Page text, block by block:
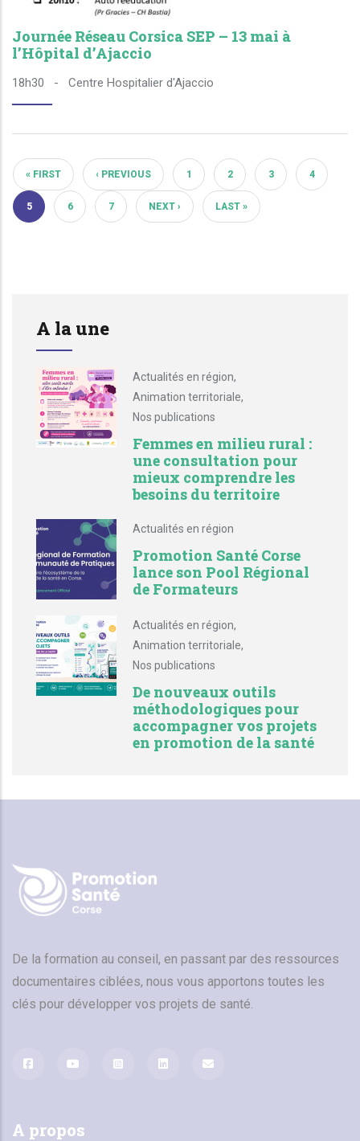
Journée Réseau Corsica SEP – 13 mai à
l’Hôpital d’Ajaccio
18h30 - Centre Hospitalier d'Ajaccio
PREMIÈRE PAGE
« FIRST
PAGE PRÉCÉDENTE
‹ PREVIOUS
PAGE
1
PAGE
2
PAGE
3
PAGE
4
PAGE COURANTE
5
PAGE
6
PAGE
7
PAGE SUIVANTE
NEXT ›
DERNIÈRE PAGE
LAST »
A la une
Actualités en région,
Animation territoriale,
Nos publications
Femmes en milieu rural :
une consultation pour
mieux comprendre les
besoins du territoire
Actualités en région
Promotion Santé Corse
lance son Pool Régional
de Formateurs
Actualités en région,
Animation territoriale,
Nos publications
De nouveaux outils
méthodologiques pour
accompagner vos projets
en promotion de la santé
De la formation au conseil, en passant par des ressources
documentaires ciblées, nous vous apportons toutes les
clés pour développer vos projets de santé.
A propos